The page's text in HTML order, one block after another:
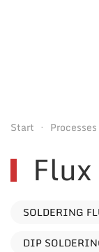
Start Processes
SOLDERING
DIP